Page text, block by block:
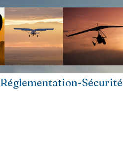
Réglementation-Sécurité